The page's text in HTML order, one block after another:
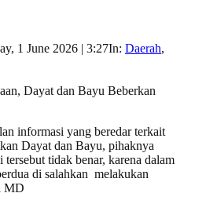
1 June 2026 | 3:27In: Daerah,
informasi yang beredar terkait
Dayat dan Bayu, pihaknya
tidak benar, karena dalam
di salahkan melakukan
MD